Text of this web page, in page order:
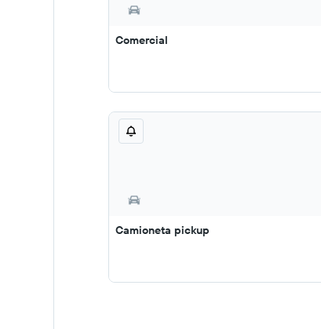
Comercial
Camioneta pickup